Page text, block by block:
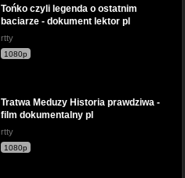
Tońko czyli legenda o ostatnim
baciarze - dokument lektor pl
rtty
1080p
Tratwa Meduzy Historia prawdziwa -
film dokumentalny pl
rtty
1080p